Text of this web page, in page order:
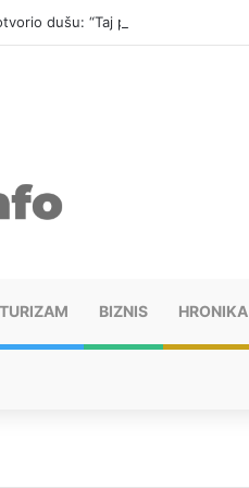
dušu: “Taj poraz me uništio”
TURIZAM BIZNIS HRONIKA